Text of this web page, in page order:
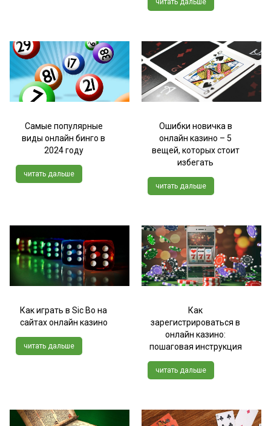
читать дальше
Самые популярные
виды онлайн бинго в
2024 году
читать дальше
Ошибки новичка в
онлайн казино – 5
вещей, которых стоит
избегать
читать дальше
Как играть в Sic Bo на
сайтах онлайн казино
читать дальше
Как
зарегистрироваться в
онлайн казино:
пошаговая инструкция
читать дальше